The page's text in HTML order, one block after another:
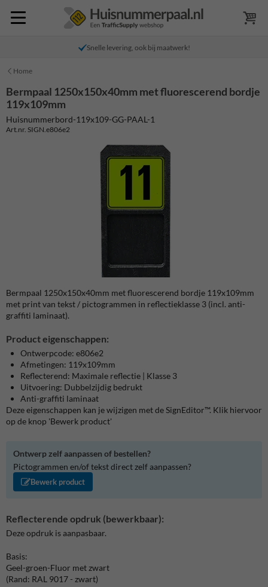
Snelle levering, ook bij maatwerk!
Home
Bermpaal 1250x150x40mm met fluorescerend bordje
119x109mm
Huisnummerbord-119x109-GG-PAAL-1
Art.nr. SIGN.e806e2
Bermpaal 1250x150x40mm met fluorescerend bordje 119x109mm
met print van tekst / pictogrammen in reflectieklasse 3 (incl. anti-
graffiti laminaat).
Product eigenschappen:
Ontwerpcode: e806e2
Afmetingen: 119x109mm
Reflecterend: Maximale reflectie | Klasse 3
Uitvoering: Dubbelzijdig bedrukt
Anti-graffiti laminaat
Deze eigenschappen kan je wijzigen met de SignEditor™. Klik hiervoor
op de knop 'Bewerk product'
Ontwerp zelf aanpassen of bestellen?
Pictogrammen en/of tekst direct zelf aanpassen?
Bewerk product
Reflecterende opdruk (bewerkbaar):
Deze opdruk is aanpasbaar.
Basis:
Geel-groen-Fluor met zwart
(Rand: RAL 9017 - zwart)